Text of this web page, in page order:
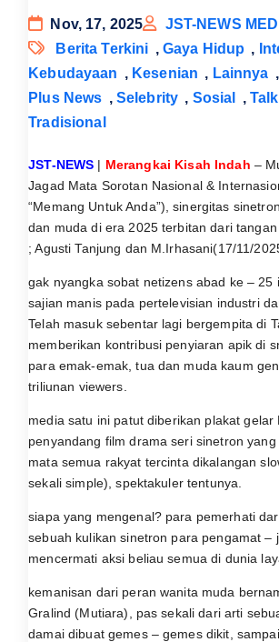
Nov, 17, 2025
JST-NEWS
Berita Terkini , Gaya Hidup ,
Kebudayaan , Kesenian , Lainnya ,
Plus News , Selebrity , Sosial ,
Tradisional
JST-NEWS | Merangkai Kisah Indah –
Jagad Mata Sorotan Nasional &
“Memang Untuk Anda”), sinergitas
dan muda di era 2025 terbitan dari
; Agusti Tanjung dan M.Irhasani(17/11/
gak nyangka sobat netizens abad ke – 25
sajian manis pada pertelevisian industri
Telah masuk sebentar lagi bergempita di
memberikan kontribusi penyiaran apik di
para emak-emak, tua dan muda kaum
triliunan viewers.
media satu ini patut diberikan plakat gelar
penyandang film drama seri sinetron
mata semua rakyat tercinta dikalangan
sekali simple), spektakuler tentunya.
siapa yang mengenal? para pemerhati
sebuah kulikan sinetron para pengamat –
mencermati aksi beliau semua di dunia
kemanisan dari peran wanita muda
Gralind (Mutiara), pas sekali dari arti
damai dibuat gemes – gemes dikit,